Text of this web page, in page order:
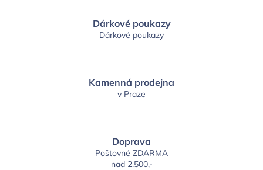
Dárkové poukazy
Dárkové poukazy
Kamenná prodejna
v Praze
Doprava
Poštovné ZDARMA
nad 2.500,-